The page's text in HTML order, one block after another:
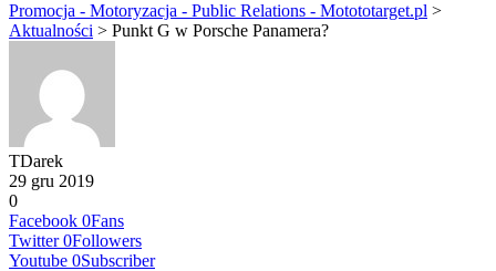
Promocja - Motoryzacja - Public Relations - Motototarget.pl >
Aktualności > Punkt G w Porsche Panamera?
TDarek
29 gru 2019
0
Facebook 0Fans
Twitter 0Followers
Youtube 0Subscriber